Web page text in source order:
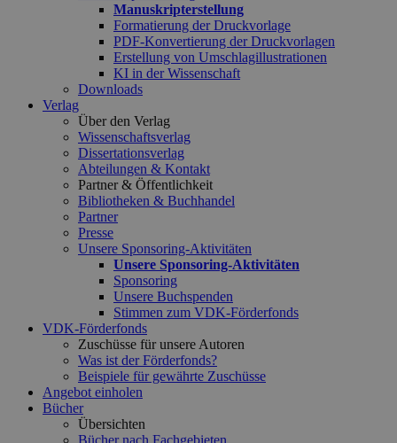
Manuskripterstellung
Formatierung der Druckvorlage
PDF-Konvertierung der Druckvorlagen
Erstellung von Umschlagillustrationen
KI in der Wissenschaft
Downloads
Verlag
Über den Verlag
Wissenschaftsverlag
Dissertationsverlag
Abteilungen & Kontakt
Partner & Öffentlichkeit
Bibliotheken & Buchhandel
Partner
Presse
Unsere Sponsoring-Aktivitäten
Unsere Sponsoring-Aktivitäten
Sponsoring
Unsere Buchspenden
Stimmen zum VDK-Förderfonds
VDK-Förderfonds
Zuschüsse für unsere Autoren
Was ist der Förderfonds?
Beispiele für gewährte Zuschüsse
Angebot einholen
Bücher
Übersichten
Bücher nach Fachgebieten